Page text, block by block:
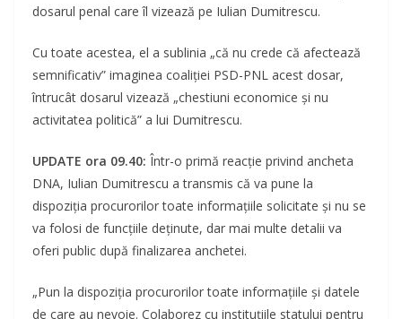
dosarul penal care îl vizează pe Iulian Dumitrescu.
Cu toate acestea, el a sublinia „că nu crede că afectează
semnificativ” imaginea coaliției PSD-PNL acest dosar,
întrucât dosarul vizează „chestiuni economice și nu
activitatea politică” a lui Dumitrescu.
UPDATE ora 09.40: Într-o primă reacție privind ancheta
DNA, Iulian Dumitrescu a transmis că va pune la
dispoziția procurorilor toate informațiile solicitate și nu se
va folosi de funcțiile deținute, dar mai multe detalii va
oferi public după finalizarea anchetei.
„Pun la dispoziţia procurorilor toate informaţiile şi datele
de care au nevoie. Colaborez cu instituţiile statului pentru